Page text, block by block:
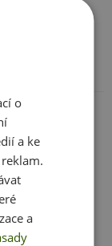
pro
dosah
ženy.
mrazem.
skladováním
produktu
C),
kyselosti
acesulfam
aroma
o
a ke
a